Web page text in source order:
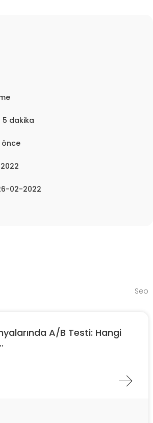
5 dakika
önce
02-2022
Seo
A/B Testi: Hangi